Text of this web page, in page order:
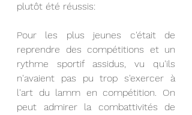
plutôt été réussis:
Pour les plus jeunes c'était de
reprendre des compétitions et un
rythme sportif assidus, vu qu'ils
n'avaient pas pu trop s'exercer à
l'art du lamm en compétition. On
peut admirer la combattivités de